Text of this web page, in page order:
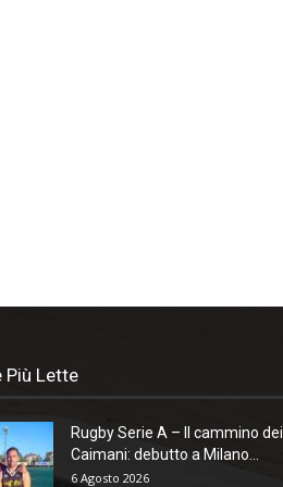
Più Lette
Rugby Serie A – Il cammino dei
Caimani: debutto a Milano...
6 Agosto 2026